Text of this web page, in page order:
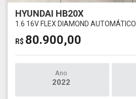
HYUNDAI HB20X
1.6 16V FLEX DIAMOND AUTOMÁTICO
R$ 80.900,00
Ano
2022